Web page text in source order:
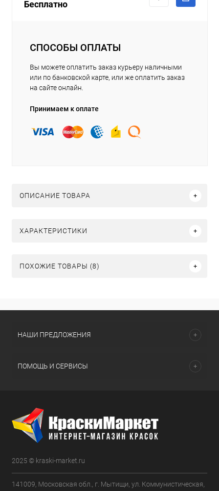
Бесплатно
СПОСОБЫ ОПЛАТЫ
Вы можете оплатить заказ курьеру наличными
или по банковской карте, или же оплатить заказ
на сайте онлайн.
Принимаем к оплате
ОПИСАНИЕ ТОВАРА
ХАРАКТЕРИСТИКИ
ПОХОЖИЕ ТОВАРЫ (8)
НАШИ ПРЕДЛОЖЕНИЯ
ПОМОЩЬ И СЕРВИСЫ
2025 © kraski-market.ru
141009, Московская обл., г. Мытищи, ул. Коммунистическая,